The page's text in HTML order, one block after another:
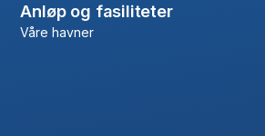
Anløp og fasiliteter
Våre havner